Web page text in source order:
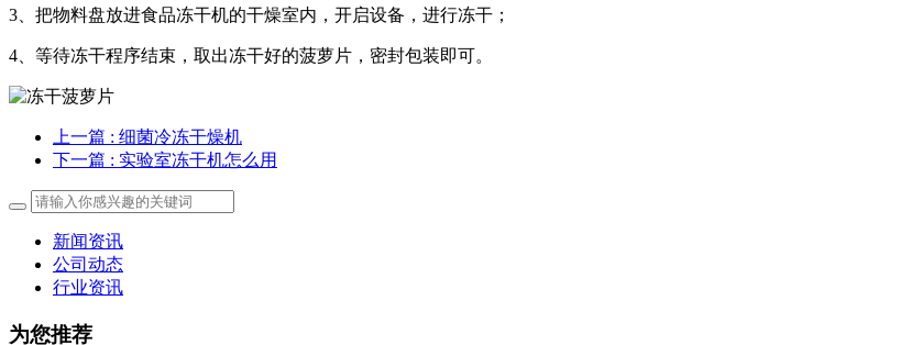
3、把物料盘放进食品冻干机的干燥室内，开启设备，进行冻干；
4、等待冻干程序结束，取出冻干好的菠萝片，密封包装即可。
上一篇 : 细菌冷冻干燥机
下一篇 : 实验室冻干机怎么用
新闻资讯
公司动态
行业资讯
为您推荐